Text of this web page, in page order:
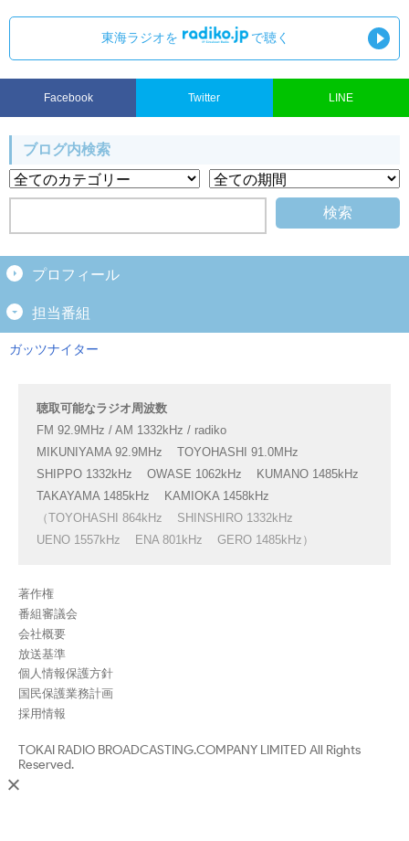
東海ラジオを で聴く
Facebook Twitter LINE
ブログ内検索
プロフィール
担当番組
ガッツナイター
聴取可能なラジオ周波数
FM 92.9MHz / AM 1332kHz / radiko
MIKUNIYAMA 92.9MHz
TOYOHASHI 91.0MHz
SHIPPO 1332kHz
OWASE 1062kHz
KUMANO 1485kHz
TAKAYAMA 1485kHz
KAMIOKA 1458kHz
（TOYOHASHI 864kHz
SHINSHIRO 1332kHz
UENO 1557kHz
ENA 801kHz GERO 1485kHz）
著作権
番組審議会
会社概要
放送基準
個人情報保護方針
国民保護業務計画
採用情報
TOKAI RADIO BROADCASTING.COMPANY LIMITED All Rights
Reserved.